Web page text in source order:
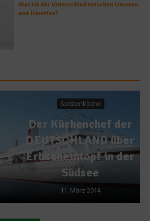
Was ist der Unterschied zwischen Limonen
und Limetten?
Küchenchef der
über
in der
Südsee